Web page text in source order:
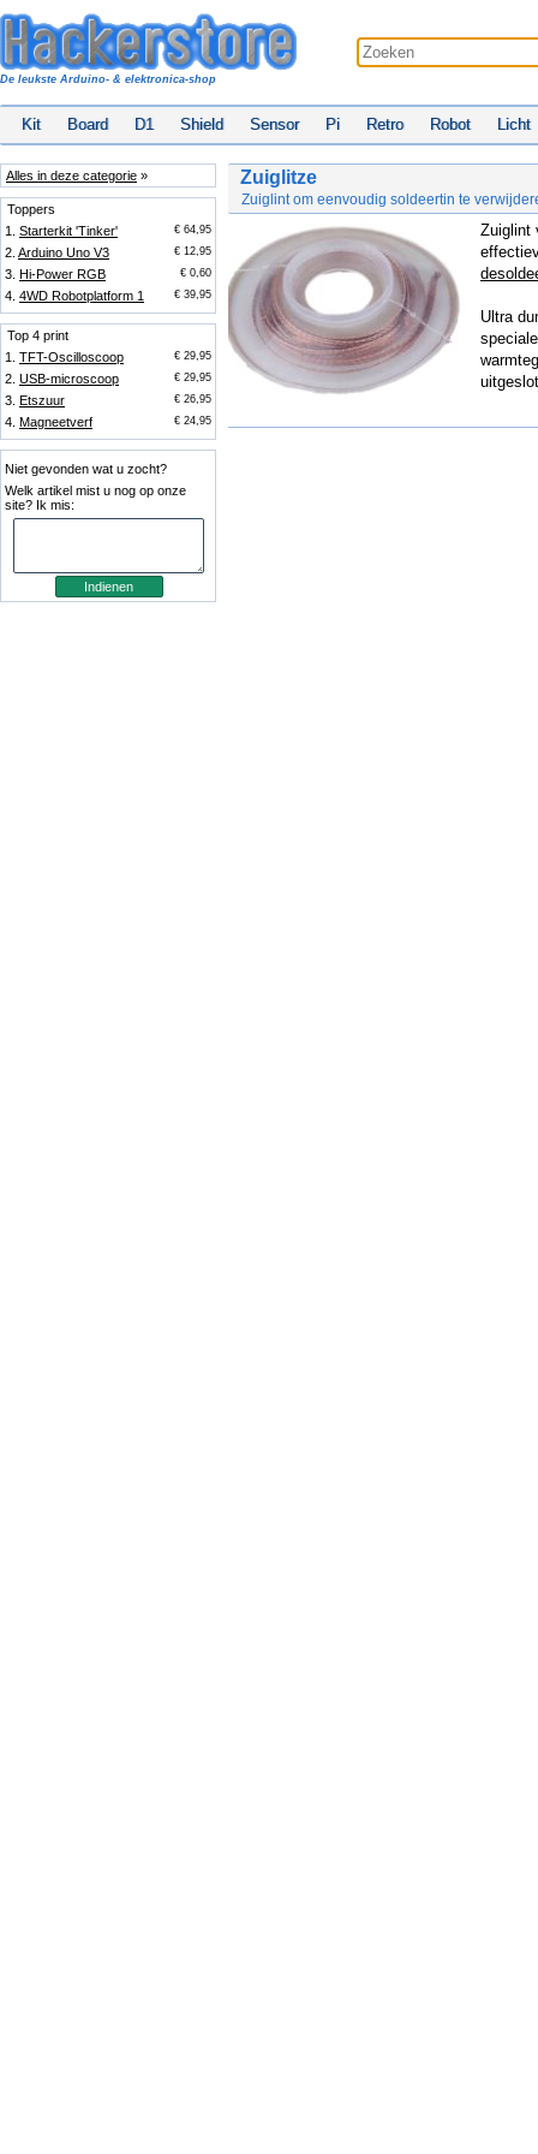
De leukste Arduino- & elektronica-shop
Kit Board D1 Shield Sensor Pi Retro Robot Licht
Alles in deze categorie »
Toppers
1. Starterkit 'Tinker' € 64,95
2. Arduino Uno V3 € 12,95
3. Hi-Power RGB € 0,60
4. 4WD Robotplatform 1 € 39,95
Top 4 print
1. TFT-Oscilloscoop € 29,95
2. USB-microscoop € 29,95
3. Etszuur € 26,95
4. Magneetverf € 24,95
Niet gevonden wat u zocht?
Welk artikel mist u nog op onze
site? Ik mis:
Zuiglitze
Zuiglint om eenvoudig soldeertin te
Zuiglint
Ultra